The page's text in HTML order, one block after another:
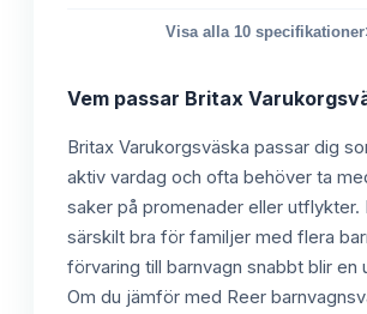
Visa alla 10 specifikationer
Vem passar Britax
Britax Varukorgsväska passar dig
aktiv vardag och ofta behöver ta
saker på promenader eller utflykter.
särskilt bra för familjer med flera
förvaring till barnvagn snabbt blir en
Om du jämför med Reer